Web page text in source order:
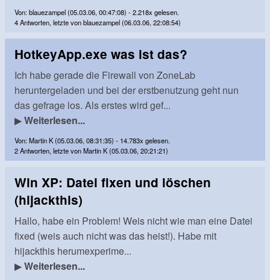
Von: blauezampel (05.03.06, 00:47:08) - 2.218x gelesen.
4 Antworten, letzte von blauezampel (06.03.06, 22:08:54)
HotkeyApp.exe was ist das?
Ich habe gerade die Firewall von ZoneLab
heruntergeladen und bei der erstbenutzung geht nun
das gefrage los. Als erstes wird gef...
▶Weiterlesen...
Von: Martin K (05.03.06, 08:31:35) - 14.783x gelesen.
2 Antworten, letzte von Martin K (05.03.06, 20:21:21)
Win XP: Datei fixen und löschen
(hijackthis)
Hallo, habe ein Problem! Weis nicht wie man eine Datei
fixed (weis auch nicht was das heist!). Habe mit
hijackthis herumexperime...
▶Weiterlesen...